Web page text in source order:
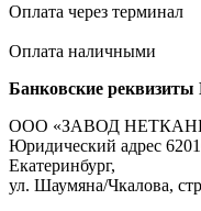
Оплата через терминал
Оплата наличными
Банковские реквизиты
ООО «ЗАВОД
Юридический адрес
Екатеринбург,
ул. Шаумяна/Чкалова,